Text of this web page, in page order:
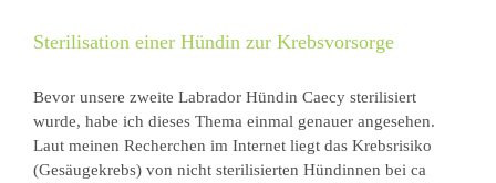
Sterilisation einer Hündin zur Krebsvorsorge
Bevor unsere zweite Labrador Hündin Caecy sterilisiert
wurde, habe ich dieses Thema einmal genauer angesehen.
Laut meinen Recherchen im Internet liegt das Krebsrisiko
(Gesäugekrebs) von nicht sterilisierten Hündinnen bei ca